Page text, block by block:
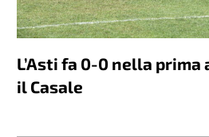
L’Asti fa 0-0 nella
il Casale